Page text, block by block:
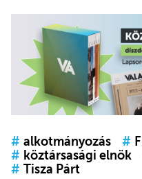
# alkotmányozás #
# köztársasági elnök
# Tisza Párt